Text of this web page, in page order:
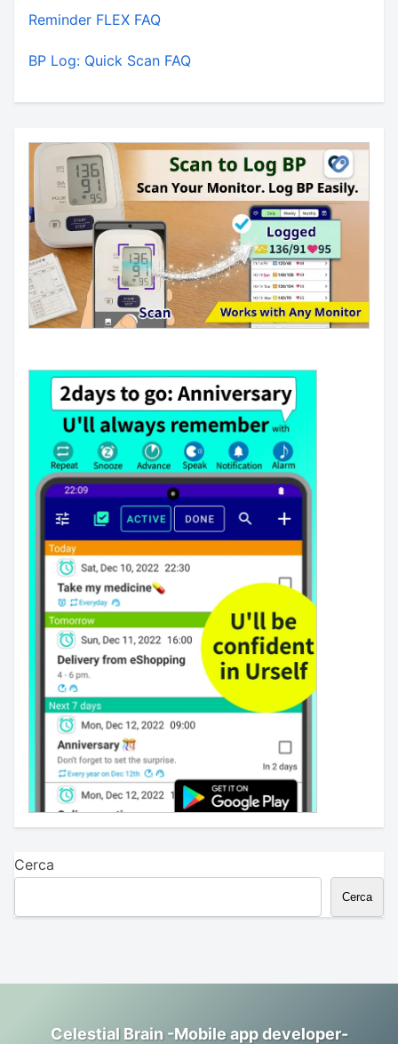
Reminder FLEX FAQ
BP Log: Quick Scan FAQ
Cerca
Cerca
Celestial Brain -Mobile app developer-